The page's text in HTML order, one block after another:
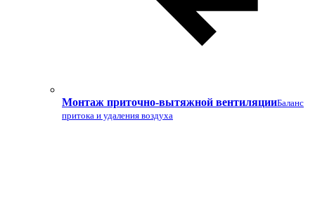
Монтаж приточно-вытяжной вентиляцииБаланс
притока и удаления воздуха